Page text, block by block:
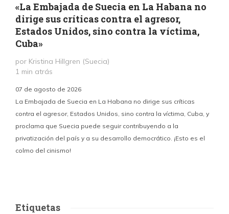
«La Embajada de Suecia en La Habana no
dirige sus críticas contra el agresor,
Estados Unidos, sino contra la víctima,
Cuba»
por Kristina Hillgren (Suecia)
1 min atrás
07 de agosto de 2026
La Embajada de Suecia en La Habana no dirige sus críticas
contra el agresor, Estados Unidos, sino contra la víctima, Cuba, y
proclama que Suecia puede seguir contribuyendo a la
privatización del país y a su desarrollo democrático. ¡Esto es el
colmo del cinismo!
Etiquetas